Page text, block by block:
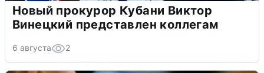
Новый прокурор Кубани Виктор
Винецкий представлен коллегам
6 августа 2